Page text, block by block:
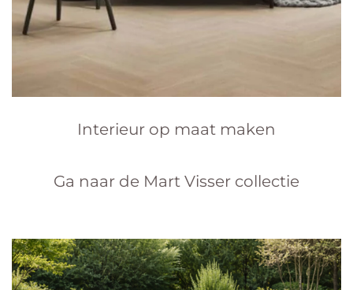
Interieur op maat maken
Ga naar de Mart Visser collectie